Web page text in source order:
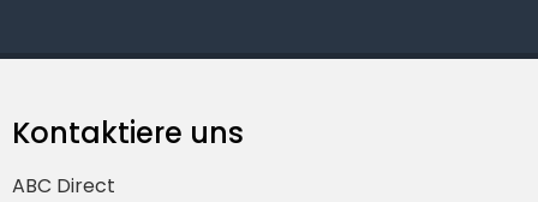
Kontaktiere uns
ABC Direct